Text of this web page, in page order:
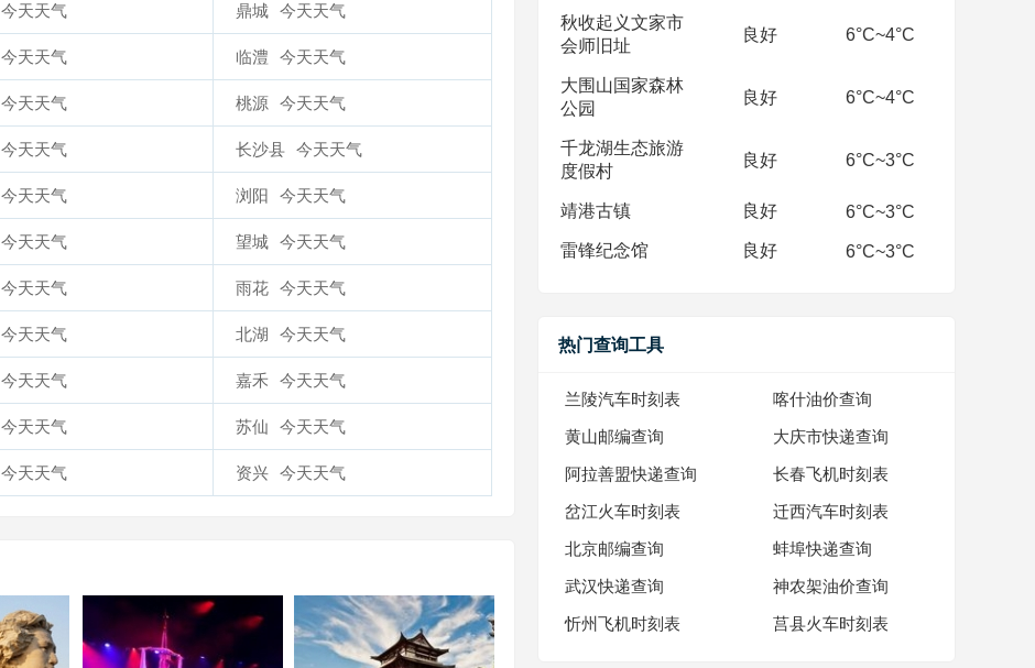
今天天气 鼎城 今天天气
今天天气 临澧 今天天气
今天天气 桃源 今天天气
今天天气 长沙县 今天天气
今天天气 浏阳 今天天气
今天天气 望城 今天天气
今天天气 雨花 今天天气
今天天气 北湖 今天天气
今天天气 嘉禾 今天天气
今天天气 苏仙 今天天气
今天天气 资兴 今天天气
秋收起义文家市
会师旧址
良好 6°C~4°C
大围山国家森林
公园
良好 6°C~4°C
千龙湖生态旅游
度假村
良好 6°C~3°C
靖港古镇 良好 6°C~3°C
雷锋纪念馆 良好 6°C~3°C
热门查询工具
兰陵汽车时刻表 喀什油价查询
黄山邮编查询 大庆市快递查询
阿拉善盟快递查询 长春飞机时刻表
岔江火车时刻表 迁西汽车时刻表
北京邮编查询 蚌埠快递查询
武汉快递查询 神农架油价查询
忻州飞机时刻表 莒县火车时刻表